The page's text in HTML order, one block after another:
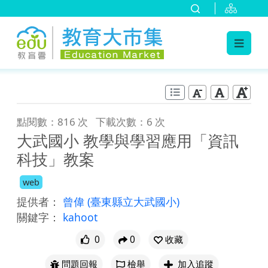
點閱數：816 次 下載次數：6 次
大武國小 教學與學習應用「資訊
科技」教案
web
提供者： 曾偉 (臺東縣立大武國小)
關鍵字： kahoot
0 0
收藏
問題回報
檢舉 加入追蹤